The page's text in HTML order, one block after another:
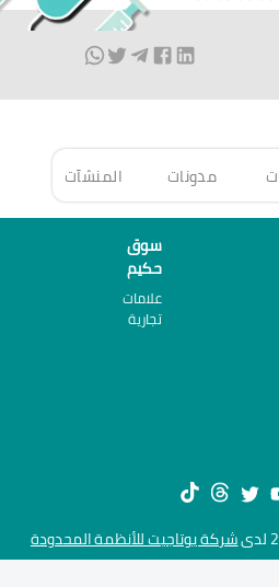
مدونات المنشآت
سوق
حكيم
علامات
تجارية
شركة يوتاجيت للأنظمة المحدودة